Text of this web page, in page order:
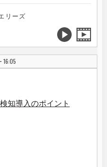
リーズ
16:05
知導入のポイント